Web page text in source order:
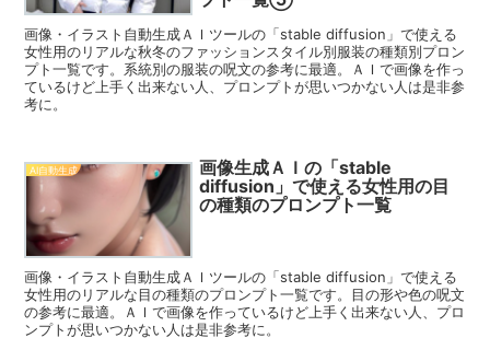
画像・イラスト自動生成ＡＩツールの「stable diffusion」で使える
女性用のリアルな秋冬のファッションスタイル別服装の種類別プロン
プト一覧です。系統別の服装の呪文の参考に最適。ＡＩで画像を作っ
ているけど上手く出来ない人、プロンプトが思いつかない人は是非参
考に。
AI自動生成
画像生成ＡＩの「stable
diffusion」で使える女性用の目
の種類のプロンプト一覧
画像・イラスト自動生成ＡＩツールの「stable diffusion」で使える
女性用のリアルな目の種類のプロンプト一覧です。目の形や色の呪文
の参考に最適。ＡＩで画像を作っているけど上手く出来ない人、プロ
ンプトが思いつかない人は是非参考に。